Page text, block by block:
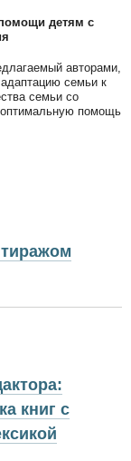
детям с
авторами,
адаптацию семьи к
семьи со
оптимальную помощь
книг с